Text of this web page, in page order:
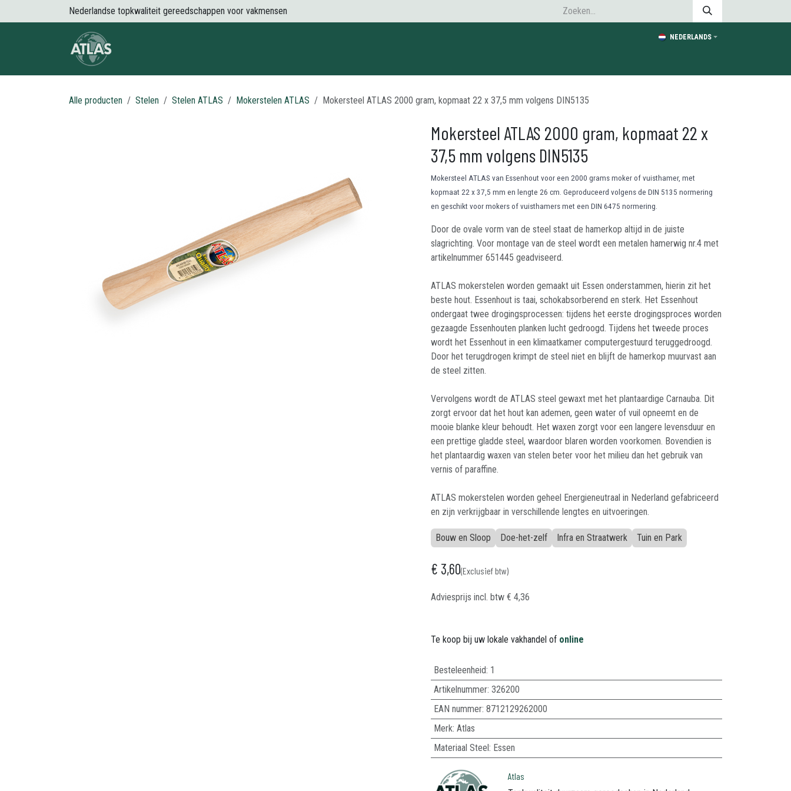
Overslaan naar inhoudNederlandse topkwaliteit gereedschappen voor vakmensen
NEDERLANDS
Alle producten Stelen Stelen ATLAS Mokerstelen ATLAS Mokersteel ATLAS 2000 gram, kopmaat 22 x 37,5 mm volgens DIN5135
Mokersteel ATLAS 2000 gram, kopmaat 22 x
37,5 mm volgens DIN5135
Mokersteel ATLAS van Essenhout voor een 2000 grams moker of vuisthamer, met
kopmaat 22 x 37,5 mm en lengte 26 cm. Geproduceerd volgens de DIN 5135 normering
en geschikt voor mokers of vuisthamers met een DIN 6475 normering.
Door de ovale vorm van de steel staat de hamerkop altijd in de juiste
slagrichting. Voor montage van de steel wordt een metalen hamerwig nr.4 met
artikelnummer 651445 geadviseerd.
ATLAS mokerstelen worden gemaakt uit Essen onderstammen, hierin zit het
beste hout. Essenhout is taai, schokabsorberend en sterk. Het Essenhout
ondergaat twee drogingsprocessen: tijdens het eerste drogingsproces worden
gezaagde Essenhouten planken lucht gedroogd. Tijdens het tweede proces
wordt het Essenhout in een klimaatkamer computergestuurd teruggedroogd.
Door het terugdrogen krimpt de steel niet en blijft de hamerkop muurvast aan
de steel zitten.
Vervolgens wordt de ATLAS steel gewaxt met het plantaardige Carnauba. Dit
zorgt ervoor dat het hout kan ademen, geen water of vuil opneemt en de
mooie blanke kleur behoudt. Het waxen zorgt voor een langere levensduur en
een prettige gladde steel, waardoor blaren worden voorkomen. Bovendien is
het plantaardig waxen van stelen beter voor het milieu dan het gebruik van
vernis of paraffine.
ATLAS mokerstelen worden geheel Energieneutraal in Nederland gefabriceerd
en zijn verkrijgbaar in verschillende lengtes en uitvoeringen.
Bouw en Sloop Doe-het-zelf Infra en Straatwerk Tuin en Park
€ 3,60(Exclusief btw)
Adviesprijs incl. btw € 4,36
Te koop bij uw lokale vakhandel of online
Besteleenheid: 1
Artikelnummer: 326200
EAN nummer: 8712129262000
Merk: Atlas
Materiaal Steel: Essen
Atlas